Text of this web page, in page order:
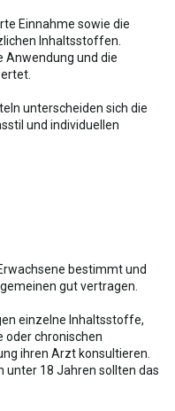
Einnahme sowie die
Inhaltsstoffen.
Anwendung und die
unterscheiden sich die
und individuellen
bestimmt und
gut vertragen.
einzelne Inhaltsstoffe,
oder chronischen
ihren Arzt konsultieren.
unter 18 Jahren sollten das